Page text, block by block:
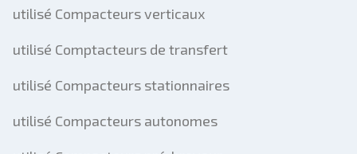
utilisé Compacteurs verticaux
utilisé Comptacteurs de transfert
utilisé Compacteurs stationnaires
utilisé Compacteurs autonomes